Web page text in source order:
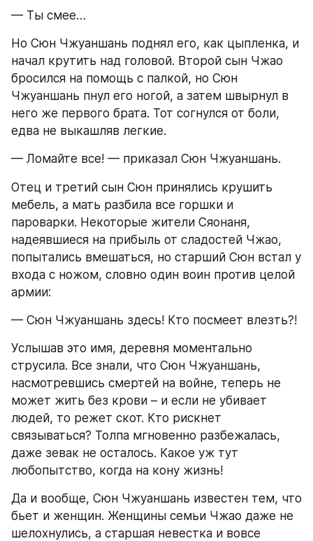
— Ты смее…
Но Сюн Чжуаншань поднял его, как цыпленка, и
начал крутить над головой. Второй сын Чжао
бросился на помощь с палкой, но Сюн
Чжуаншань пнул его ногой, а затем швырнул в
него же первого брата. Тот согнулся от боли,
едва не выкашляв легкие.
— Ломайте все! — приказал Сюн Чжуаншань.
Отец и третий сын Сюн принялись крушить
мебель, а мать разбила все горшки и
пароварки. Некоторые жители Сяонаня,
надеявшиеся на прибыль от сладостей Чжао,
попытались вмешаться, но старший Сюн встал у
входа с ножом, словно один воин против целой
армии:
— Сюн Чжуаншань здесь! Кто посмеет влезть?!
Услышав это имя, деревня моментально
струсила. Все знали, что Сюн Чжуаншань,
насмотревшись смертей на войне, теперь не
может жить без крови – и если не убивает
людей, то режет скот. Кто рискнет
связываться? Толпа мгновенно разбежалась,
даже зевак не осталось. Какое уж тут
любопытство, когда на кону жизнь!
Да и вообще, Сюн Чжуаншань известен тем, что
бьет и женщин. Женщины семьи Чжао даже не
шелохнулись, а старшая невестка и вовсе